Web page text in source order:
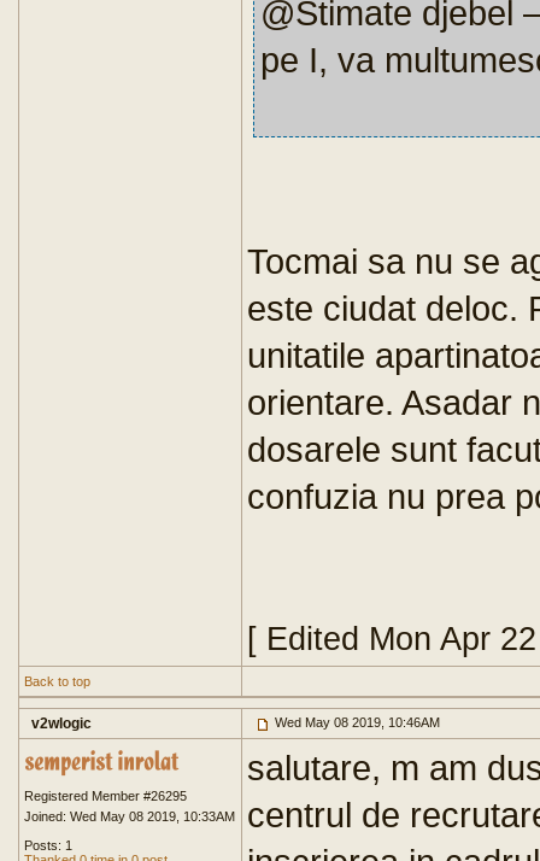
@Stimate djebel
pe I, va
Tocmai sa nu se
este ciudat deloc.
unitatile
orientare. Asadar
dosarele sunt
confuzia nu prea
[ Edited Mon Apr
Back to top
v2wlogic Wed May 08 2019, 10:46AM
Registered Member #26295
Joined: Wed May 08 2019, 10:33AM
Posts: 1
salutare, m am
centrul de